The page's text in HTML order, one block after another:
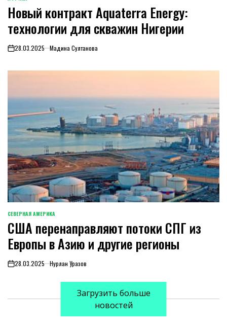
ВНовый контракт Aquaterra Energy:
технологии для скважин Нигерии
on28.03.2025 Мадина Султанова
ОПУБЛИКОВАНО
В
СЕВЕРНАЯ АМЕРИКА
США перенаправляют потоки СПГ из
Европы в Азию и другие регионы
on28.03.2025 Нурлан Уразов
Загрузить больше
новостей